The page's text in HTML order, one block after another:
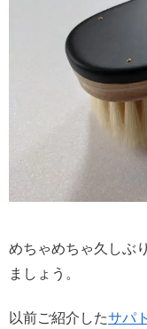
めちゃめちゃ久しぶ
ましょう。
以前ご紹介したサパ